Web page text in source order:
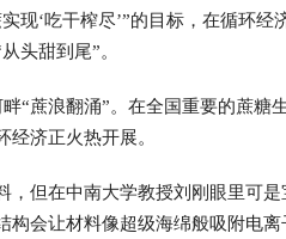
现‘吃干榨尽’”的目标，在循环
头甜到尾”。
“蔗浪翻涌”。在全国重要的蔗糖
经济正火热开展。
，但在中南大学教授刘刚眼里可
构会让材料像超级海绵般吸附电